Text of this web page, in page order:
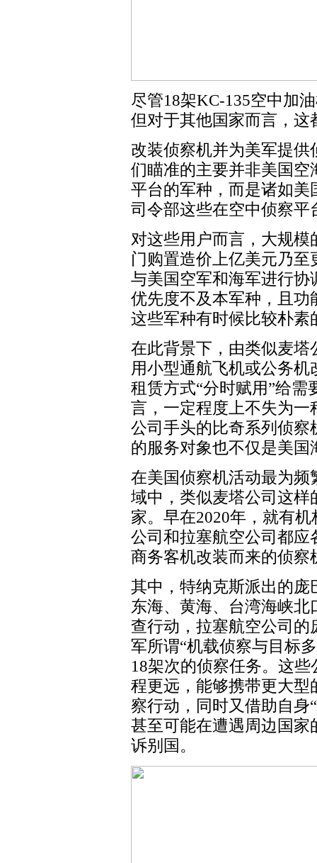
尽管18架KC-135空中加
但对于其他国家而言，
改装侦察机并为美军提
们瞄准的主要并非美国
平台的军种，而是诸如
司令部这些在空中侦察平
对这些用户而言，大规
门购置造价上亿美元乃
与美国空军和海军进行
优先度不及本军种，且
这些军种有时候比较朴素
在此背景下，由类似麦
用小型通航飞机或公务
租赁方式“分时赋用”给
言，一定程度上不失为
公司手头的比奇系列侦
的服务对象也不仅是美
在美国侦察机活动最为
域中，类似麦塔公司这
家。早在2020年，就有
公司和拉塞航空公司都
商务客机改装而来的侦察
其中，特纳克斯派出的庞
东海、黄海、台湾海峡北
查行动，拉塞航空公司的
军所谓“机载侦察与目标
18架次的侦察任务。这
程更远，能够携带更大
察行动，同时又借助自身
甚至可能在遭遇周边国家
诉别国。